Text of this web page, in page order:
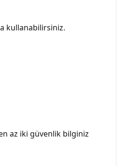
kullanabilirsiniz.
az iki güvenlik bilginiz